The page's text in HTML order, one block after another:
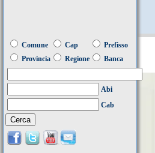
Comune Cap
Prefisso
Provincia
Regione Banca
Abi
Cab